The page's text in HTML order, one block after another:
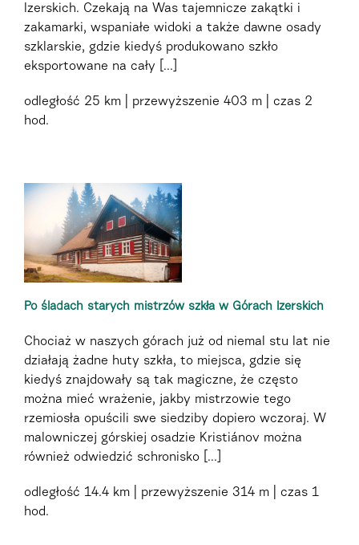
Izerskich. Czekają na Was tajemnicze zakątki i
zakamarki, wspaniałe widoki a także dawne osady
szklarskie, gdzie kiedyś produkowano szkło
eksportowane na cały [...]
odległość 25 km przewyższenie 403 m czas 2
hod.
Po śladach starych mistrzów szkła w Górach Izerskich
Chociaż w naszych górach już od niemal stu lat nie
działają żadne huty szkła, to miejsca, gdzie się
kiedyś znajdowały są tak magiczne, że często
można mieć wrażenie, jakby mistrzowie tego
rzemiosła opuścili swe siedziby dopiero wczoraj. W
malowniczej górskiej osadzie Kristiánov można
również odwiedzić schronisko [...]
odległość 14.4 km przewyższenie 314 m czas 1
hod.